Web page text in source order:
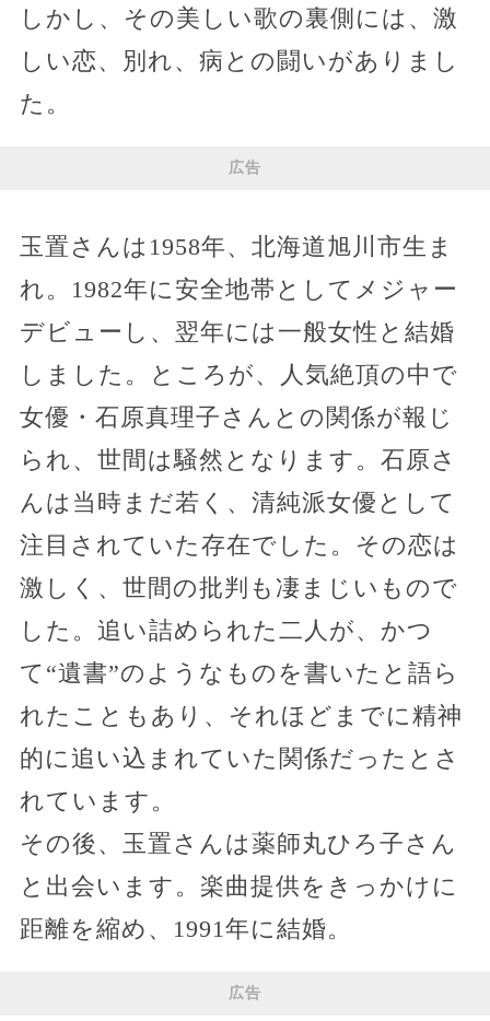
しかし、その美しい歌の裏側には、激
しい恋、別れ、病との闘いがありまし
た。
広告
玉置さんは1958年、北海道旭川市生ま
れ。1982年に安全地帯としてメジャー
デビューし、翌年には一般女性と結婚
しました。ところが、人気絶頂の中で
女優・石原真理子さんとの関係が報じ
られ、世間は騒然となります。石原さ
んは当時まだ若く、清純派女優として
注目されていた存在でした。その恋は
激しく、世間の批判も凄まじいもので
した。追い詰められた二人が、かつ
て“遺書”のようなものを書いたと語ら
れたこともあり、それほどまでに精神
的に追い込まれていた関係だったとさ
れています。
その後、玉置さんは薬師丸ひろ子さん
と出会います。楽曲提供をきっかけに
距離を縮め、1991年に結婚。
広告